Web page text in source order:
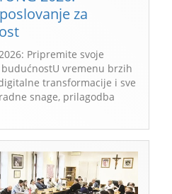
za
Pripremite svoje
vremenu brzih
transformacije i sve
snage, prilagodba